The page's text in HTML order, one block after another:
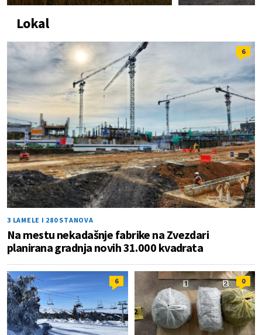
Lokal
6
3 LAMELE I 280 STANOVA
Na mestu nekadašnje fabrike na Zvezdari
planirana gradnja novih 31.000 kvadrata
6 0